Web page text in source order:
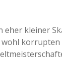
eher kleiner
wohl